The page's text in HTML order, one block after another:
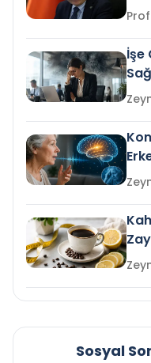
İşe
mi?
Sosyal